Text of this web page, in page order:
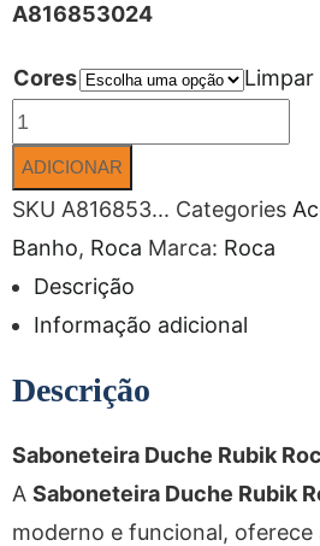
A816853024
Cores Limpar
ADICIONAR
SKU A816853... Categories
Banho, Roca Marca: Roca
Descrição
Informação adicional
Descrição
Saboneteira Duche Rubik
A Saboneteira Duche Rubik
moderno e funcional, oferece